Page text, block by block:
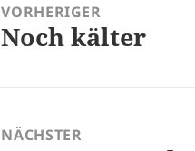
VORHERIGER
Vorheriger
Noch kälter
NÄCHSTER